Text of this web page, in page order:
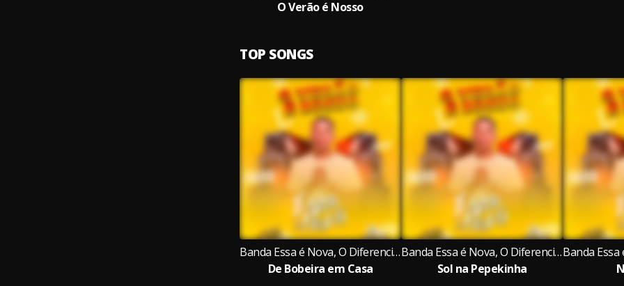
O Verão é Nosso
TOP SONGS
Banda Essa é Nova, O Diferenciado na Voz
De Bobeira em Casa
Banda Essa é Nova, O Diferenciado na Voz
Sol na Pepekinha